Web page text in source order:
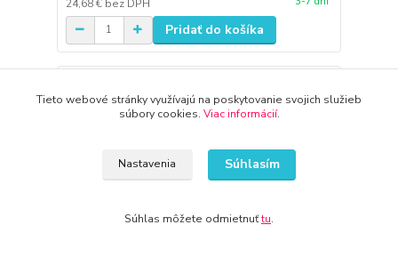
24,68 € bez DPH
Pridať do košíka
Tieto webové stránky využívajú na poskytovanie svojich služieb
súbory cookies. Viac informácií.
Nastavenia Súhlasím
Súhlas môžete odmietnuťtu.